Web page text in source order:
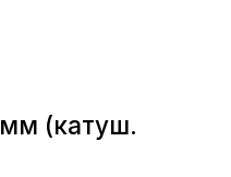
(катуш.